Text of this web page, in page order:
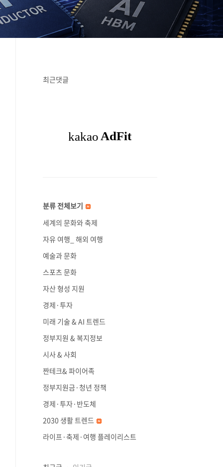
최근댓글
분류 전체보기
세계의 문화와 축제
자유 여행_ 해외 여행
예술과 문화
스포츠 문화
자산 형성 지원
경제·투자
미래 기술 & AI 트렌드
정부지원 & 복지정보
시사 & 사회
짠테크& 파이어족
정부지원금·청년 정책
경제·투자·반도체
2030 생활 트렌드
라이프·축제·여행 플레이리스트